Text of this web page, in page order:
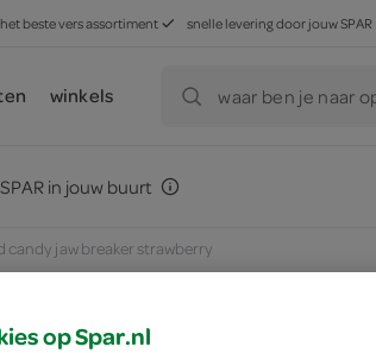
het beste vers assortiment snelle levering door jouw SPAR
winkels waar ben je naar
in jouw buurt
candy jaw breaker strawberry
op Spar.nl